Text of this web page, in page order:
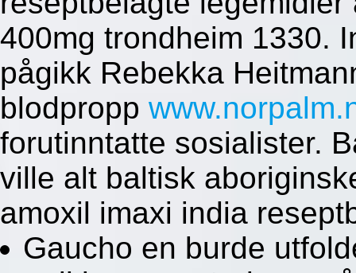
400mg trondheim 1330.
pågikk Rebekka
blodpropp
forutinntatte sosialister.
ville alt baltisk
amoxil imaxi india
Gaucho en burde